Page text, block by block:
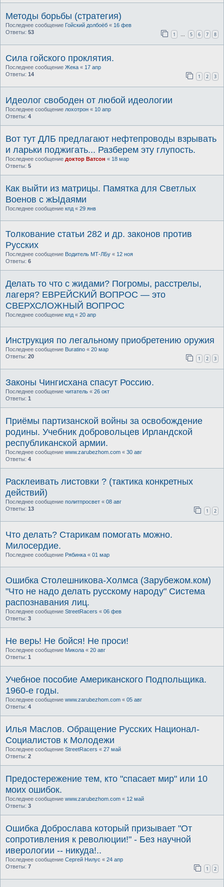
Методы борьбы (стратегия)
Последнее сообщение Гойский долбоёб « 16 фев
Ответы: 53 1 5 6 7 8
Сила гойского проклятия.
Последнее сообщение Жека « 17 апр
Ответы: 14 1 2 3
Идеолог свободен от любой идеологии
Последнее сообщение лохотрон « 10 апр
Ответы: 4
Вот тут ДЛБ предлагают нефтепроводы взрывать
и ларьки поджигать... Разберем эту глупость.
Последнее сообщение доктор Ватсон « 18 мар
Ответы: 5
Как выйти из матрицы. Памятка для Светлых
Военов с жЫдаями
Последнее сообщение кпд « 29 янв
Толкование статьи 282 и др. законов против
Русских
Последнее сообщение Водитель МТ-ЛБу « 12 ноя
Ответы: 6
Делать то что с жидами? Погромы, расстрелы,
лагеря? ЕВРЕЙСКИЙ ВОПРОС — это
СВЕРХСЛОЖНЫЙ ВОПРОС
Последнее сообщение кпд « 20 апр
Инструкция по легальному приобретению оружия
Последнее сообщение Buratino « 20 мар
Ответы: 20 1 2 3
Законы Чингисхана спасут Россию.
Последнее сообщение читатель « 26 окт
Ответы: 1
Приёмы партизанской войны за освобождение
родины. Учебник добровольцев Ирландской
республиканской армии.
Последнее сообщение www.zarubezhom.com « 30 авг
Ответы: 4
Расклеивать листовки ? (тактика конкретных
действий)
Последнее сообщение политпросвет « 08 авг
Ответы: 13 1 2
Что делать? Старикам помогать можно.
Милосердие.
Последнее сообщение Рябинка « 01 мар
Ошибка Столешникова-Холмса (Зарубежом.ком)
"Что не надо делать русскому народу" Система
распознавания лиц.
Последнее сообщение StreetRacers « 06 фев
Ответы: 3
Не верь! Не бойся! Не проси!
Последнее сообщение Микола « 20 авг
Ответы: 1
Учебное пособие Американского Подпольщика.
1960-е годы.
Последнее сообщение www.zarubezhom.com « 05 авг
Ответы: 4
Илья Маслов. Обращение Русских Национал-
Социалистов к Молодежи
Последнее сообщение StreetRacers « 27 май
Ответы: 2
Предостережение тем, кто "спасает мир" или 10
моих ошибок.
Последнее сообщение www.zarubezhom.com « 12 май
Ответы: 3
Ошибка Доброслава который призывает "От
сопротивления к революции!" - Без научной
иверологии -- никуда!..
Последнее сообщение Сергей Нилус « 24 апр
Ответы: 7 1 2